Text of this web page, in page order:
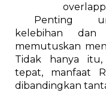
Penting
kelebihan
memutuskan
Tidak hanya
tepat, manfaat
dibandingkan